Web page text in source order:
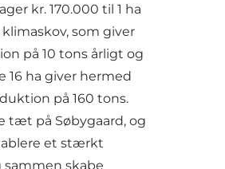
kr. 170.000 til 1 ha
klimaskov, som giver
på 10 tons årligt og
16 ha giver hermed
på 160 tons.
tæt på Søbygaard, og
et stærkt
sammen skabe